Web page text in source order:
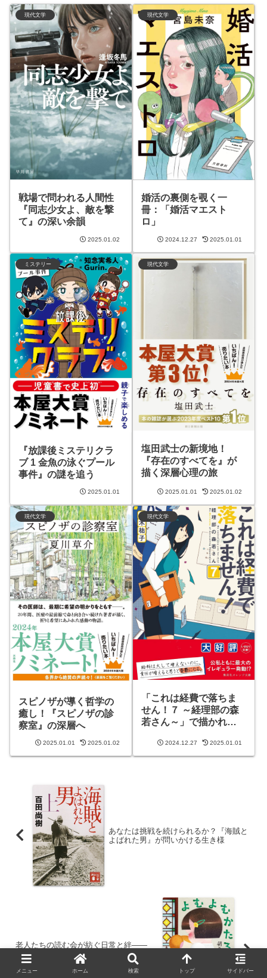
現代文学
戦場で問われる人間性
『同志少女よ、敵を撃
て』の深い余韻
2025.01.02
現代文学
婚活の裏側を覗く一
冊：「婚活マエスト
ロ」
2024.12.27 2025.01.01
ミステリー
『放課後ミステリクラ
ブ 1 金魚の泳ぐプール
事件』の謎を追う
2025.01.01
現代文学
塩田武士の新境地！
『存在のすべてを』が
描く深層心理の旅
2025.01.01 2025.01.02
現代文学
スピノザが導く哲学の
癒し！『スピノザの診
察室』の深層へ
2025.01.01 2025.01.02
現代文学
「これは経費で落ちま
せん！７ ～経理部の森
若さん～」で描かれる
2024.12.27 2025.01.01
あなたは挑戦を続けられるか？『海賊と
よばれた男』が問いかける生き様
老人たちの読む会が紡ぐ日常と絆——
『よむよむかたる』の魅力
メニュー ホーム 検索 トップ サイドバー